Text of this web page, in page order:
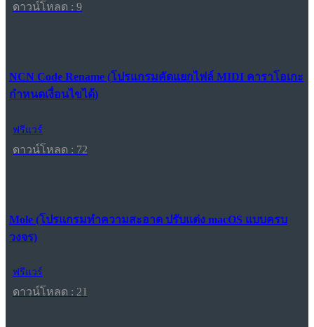
ดาวน์โหลด : 9
NCN Code Rename (โปรแกรมคัดแยกไฟล์ MIDI คาราโอเกะ
กำหนดเงื่อนไขได้)
ฟรีแวร์
ดาวน์โหลด : 72
Mole (โปรแกรมทำความสะอาด ปรับแต่ง macOS แบบครบ
วงจร)
ฟรีแวร์
ดาวน์โหลด : 21